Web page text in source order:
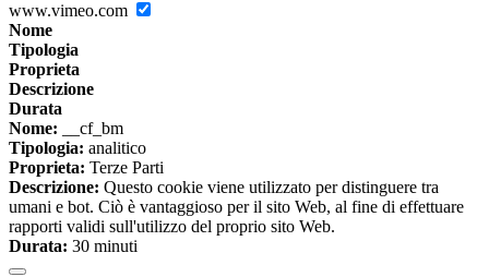
www.vimeo.com
Nome
Tipologia
Proprieta
Descrizione
Durata
Nome: __cf_bm
Tipologia: analitico
Proprieta: Terze Parti
Descrizione: Questo cookie viene utilizzato per distinguere tra
umani e bot. Ciò è vantaggioso per il sito Web, al fine di effettuare
rapporti validi sull'utilizzo del proprio sito Web.
Durata: 30 minuti